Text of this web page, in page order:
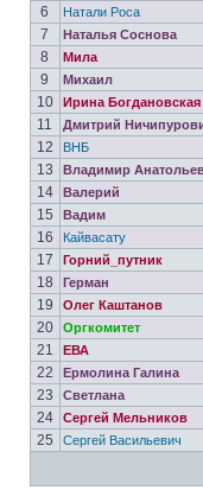
6
Натали Роса
7
Наталья Соснова
8
Мила
9
Михаил
10
Ирина Богдановская
11
Дмитрий
12
ВНБ
13
Владимир
14
Валерий
15
Вадим
16
Кайвасату
17
Горний_путник
18
Герман
19
Олег Каштанов
20
Оргкомитет
21
ЕВА
22
Ермолина Галина
23
Светлана
24
Сергей Мельников
25
Сергей Васильевич